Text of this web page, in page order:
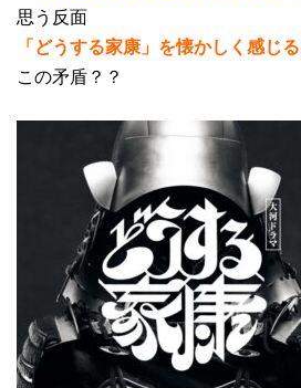
思う反面
「どうする家康」を懐かしく感じる
この矛盾？？